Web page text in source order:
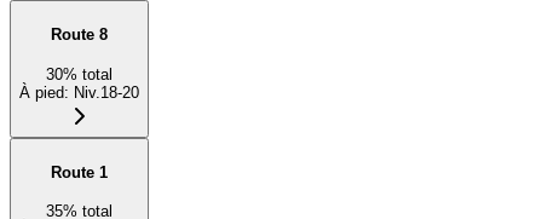
Route 8
30% total
À pied: Niv.18-20
Route 1
35% total